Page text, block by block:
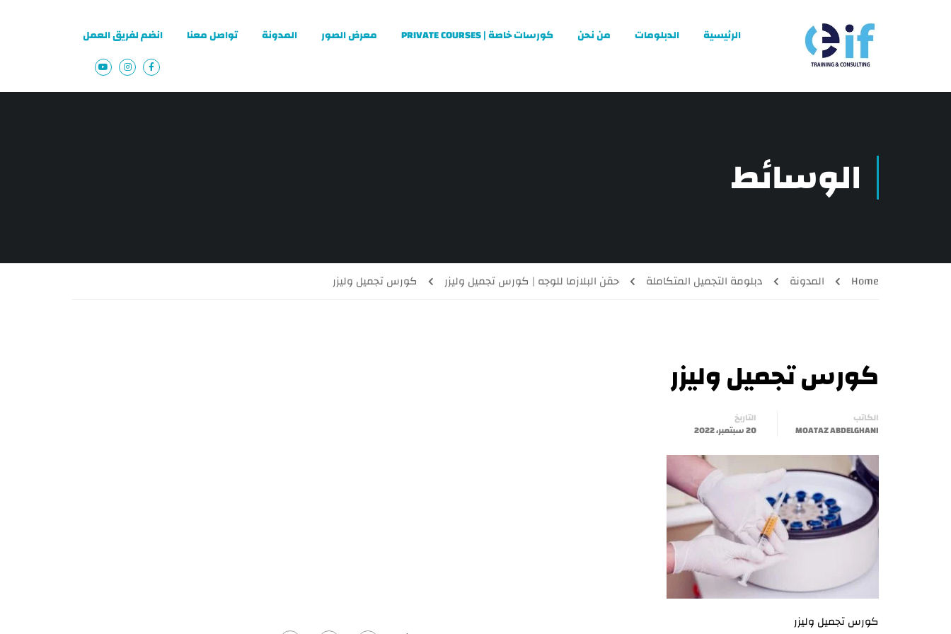
الرئيسية الدبلومات من نحن كورسات خاصة | PRIVATE COURSES معرض الصور المدونة تواصل معنا انضم لفريق العمل
الوسائط
Home المدونة دبلومة التجميل المتكاملة حقن البلازما للوجه | كورس تجميل وليزر كورس تجميل وليزر
كورس تجميل وليزر
الكاتب
MOATAZ ABDELGHANI
التاريخ
20 سبتمبر، 2022
كورس تجميل وليزر